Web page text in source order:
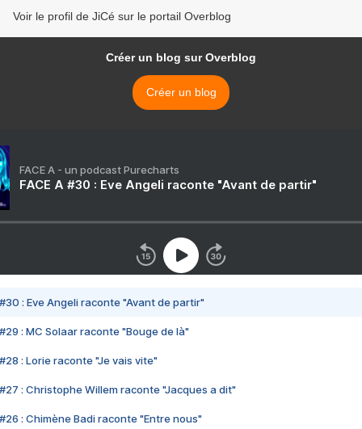
Voir le profil de JiCé sur le portail Overblog
Créer un blog sur Overblog
Créer un blog
FACE A - un podcast Purecharts
FACE A #30 : Eve Angeli raconte "Avant de partir"
#30 : Eve Angeli raconte "Avant de partir"
#29 : MC Solaar raconte "Bouge de là"
#28 : Lorie raconte "Je vais vite"
#27 : Christophe Willem raconte "Jacques a dit"
#26 : Chimène Badi raconte "Entre nous"